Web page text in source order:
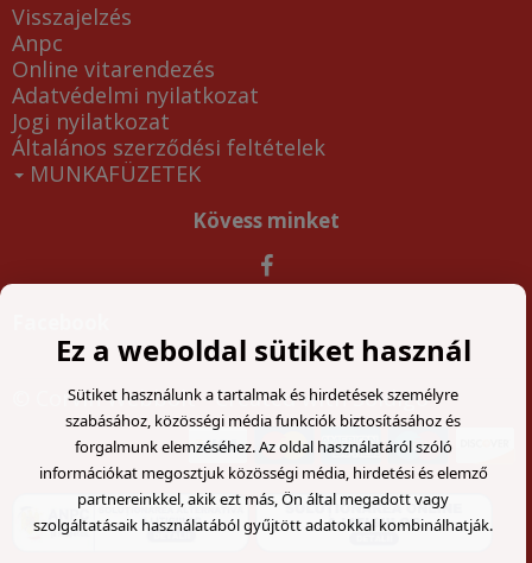
Visszajelzés
Anpc
Online vitarendezés
Adatvédelmi nyilatkozat
Jogi nyilatkozat
Általános szerződési feltételek
MUNKAFÜZETEK
Kövess minket
© Corvin Webbolt- Created withSoldigo
Ez a weboldal sütiket használ
Sütiket használunk a tartalmak és hirdetések személyre
szabásához, közösségi média funkciók biztosításához és
forgalmunk elemzéséhez. Az oldal használatáról szóló
információkat megosztjuk közösségi média, hirdetési és elemző
partnereinkkel, akik ezt más, Ön által megadott vagy
szolgáltatásaik használatából gyűjtött adatokkal kombinálhatják.